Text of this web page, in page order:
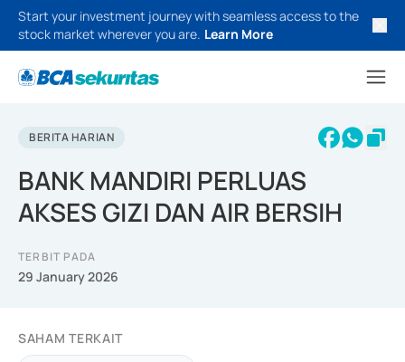
Start your investment journey with seamless access to the
stock market wherever you are. Learn More
BERITA HARIAN
BANK MANDIRI PERLUAS
AKSES GIZI DAN AIR BERSIH
TERBIT PADA
29 January 2026
SAHAM TERKAIT